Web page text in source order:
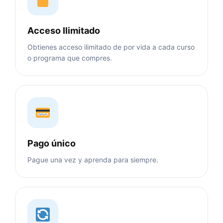
Acceso Ilimitado
Obtienes acceso ilimitado de por vida a cada curso
o programa que compres.
Pago único
Pague una vez y aprenda para siempre.